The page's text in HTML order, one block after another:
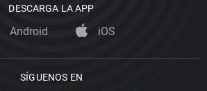
DESCARGA LA APP
Android iOS
SÍGUENOS EN